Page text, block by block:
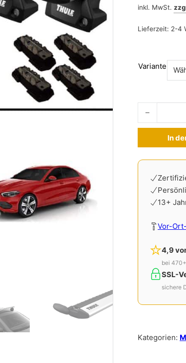
inkl. MwSt.
Lieferzeit: 2-4
Variante
Dachträger
In
13+
Vor-
4,9
bei
SSL-
sichere
Kategorien: